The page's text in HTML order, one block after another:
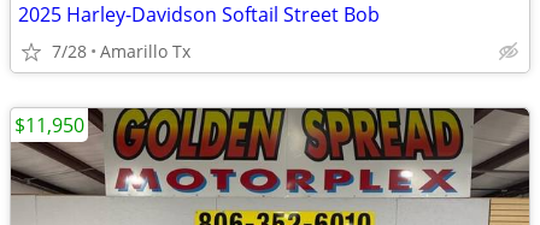
2025 Harley-Davidson Softail Street Bob
7/28 Amarillo Tx
$11,950